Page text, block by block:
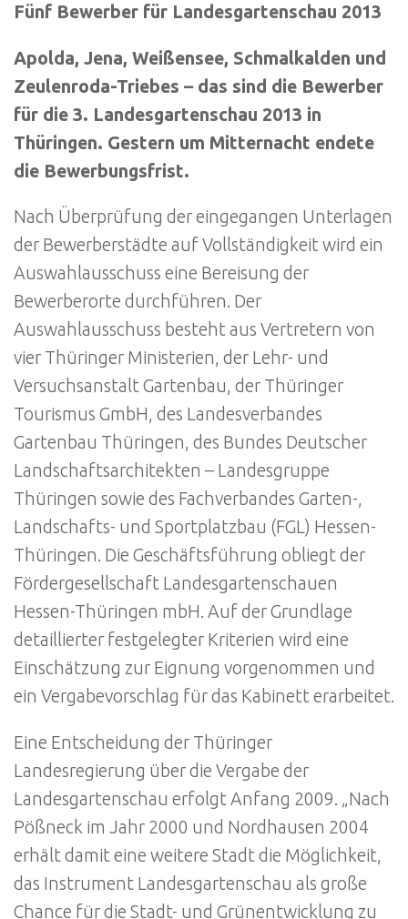
Fünf Bewerber für Landesgartenschau 2013
Apolda, Jena, Weißensee, Schmalkalden und
Zeulenroda-Triebes – das sind die Bewerber
für die 3. Landesgartenschau 2013 in
Thüringen. Gestern um Mitternacht endete
die Bewerbungsfrist.
Nach Überprüfung der eingegangen Unterlagen
der Bewerberstädte auf Vollständigkeit wird ein
Auswahlausschuss eine Bereisung der
Bewerberorte durchführen. Der
Auswahlausschuss besteht aus Vertretern von
vier Thüringer Ministerien, der Lehr- und
Versuchsanstalt Gartenbau, der Thüringer
Tourismus GmbH, des Landesverbandes
Gartenbau Thüringen, des Bundes Deutscher
Landschaftsarchitekten – Landesgruppe
Thüringen sowie des Fachverbandes Garten-,
Landschafts- und Sportplatzbau (FGL) Hessen-
Thüringen. Die Geschäftsführung obliegt der
Fördergesellschaft Landesgartenschauen
Hessen-Thüringen mbH. Auf der Grundlage
detaillierter festgelegter Kriterien wird eine
Einschätzung zur Eignung vorgenommen und
ein Vergabevorschlag für das Kabinett erarbeitet.
Eine Entscheidung der Thüringer
Landesregierung über die Vergabe der
Landesgartenschau erfolgt Anfang 2009. „Nach
Pößneck im Jahr 2000 und Nordhausen 2004
erhält damit eine weitere Stadt die Möglichkeit,
das Instrument Landesgartenschau als große
Chance für die Stadt- und Grünentwicklung zu